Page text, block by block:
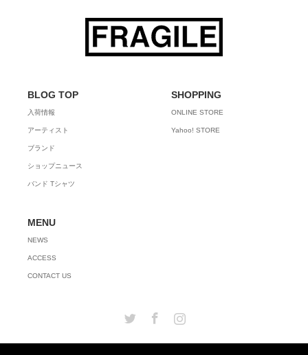
BLOG TOP
入荷情報
アーティスト
ブランド
ショップニュース
バンド Tシャツ
SHOPPING
ONLINE STORE
Yahoo! STORE
MENU
NEWS
ACCESS
CONTACT US
Twitter Facebook